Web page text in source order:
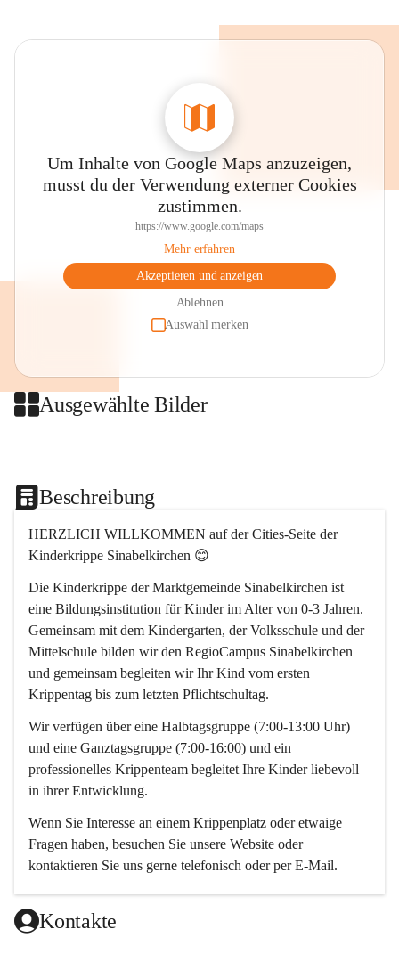
Um Inhalte von Google Maps anzuzeigen,
musst du der Verwendung externer Cookies
zustimmen.
https://www.google.com/maps
Mehr erfahren
Akzeptieren und anzeigen
Ablehnen
Auswahl merken
Ausgewählte Bilder
Beschreibung
HERZLICH WILLKOMMEN auf der Cities-Seite der
Kinderkrippe Sinabelkirchen 😊
Die Kinderkrippe der Marktgemeinde Sinabelkirchen ist
eine Bildungsinstitution für Kinder im Alter von 0-3 Jahren.
Gemeinsam mit dem Kindergarten, der Volksschule und der
Mittelschule bilden wir den RegioCampus Sinabelkirchen
und gemeinsam begleiten wir Ihr Kind vom ersten
Krippentag bis zum letzten Pflichtschultag.
Wir verfügen über eine Halbtagsgruppe (7:00-13:00 Uhr)
und eine Ganztagsgruppe (7:00-16:00) und ein
professionelles Krippenteam begleitet Ihre Kinder liebevoll
in ihrer Entwicklung.
Wenn Sie Interesse an einem Krippenplatz oder etwaige
Fragen haben, besuchen Sie unsere Website oder
kontaktieren Sie uns gerne telefonisch oder per E-Mail.
Wir freuen uns auf Sie!
Das Krippenteam
Kontakte